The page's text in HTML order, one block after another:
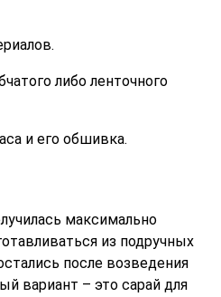
либо ленточного
и его обшивка.
максимально
из подручных
после возведения
вариант – это сарай для